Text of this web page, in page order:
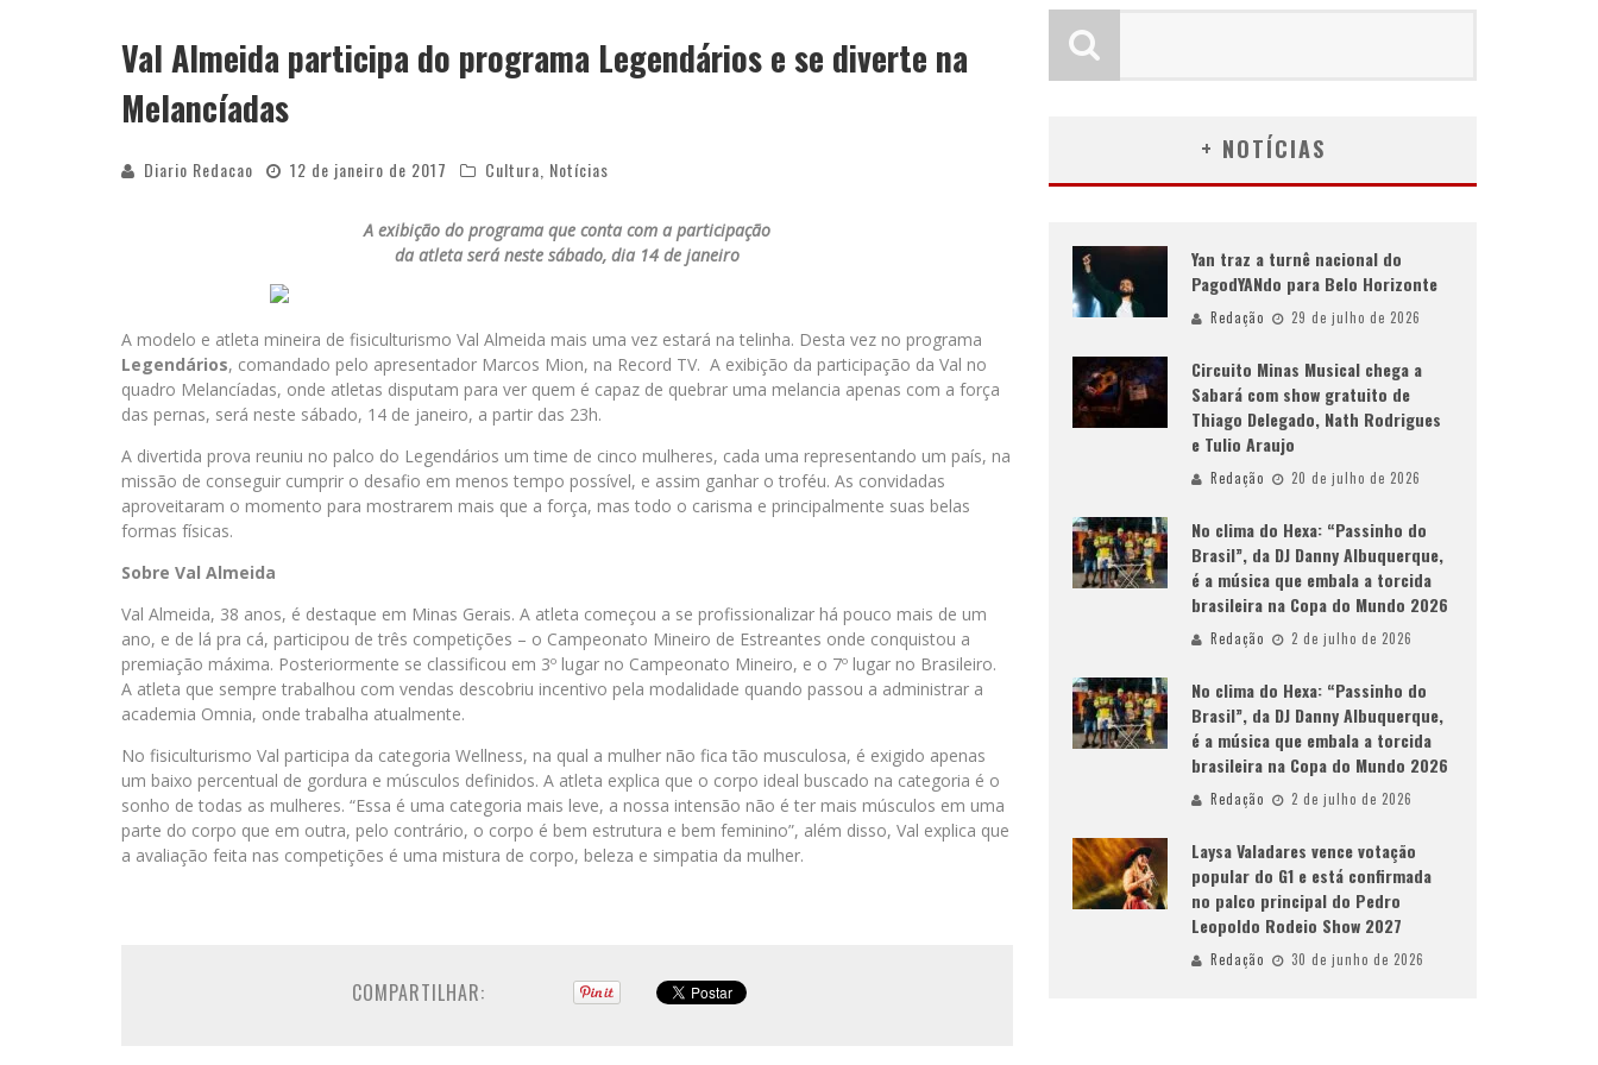
YAN TRAZ A TURNÊ NACIONAL DO PAGODYANDO PARA BELO HORIZONTE
Val Almeida participa do programa Legendários e se diverte na
Melancíadas
Diario Redacao 12 de janeiro de 2017 Cultura Notícias
A exibição do programa que conta com a participação
da atleta será neste sábado, dia 14 de janeiro
A modelo e atleta mineira de fisiculturismo Val Almeida mais uma vez estará na telinha. Desta vez no programa
Legendários, comandado pelo apresentador Marcos Mion, na Record TV. A exibição da participação da Val no
quadro Melancíadas, onde atletas disputam para ver quem é capaz de quebrar uma melancia apenas com a força
das pernas, será neste sábado, 14 de janeiro, a partir das 23h.
A divertida prova reuniu no palco do Legendários um time de cinco mulheres, cada uma representando um país, na
missão de conseguir cumprir o desafio em menos tempo possível, e assim ganhar o troféu. As convidadas
aproveitaram o momento para mostrarem mais que a força, mas todo o carisma e principalmente suas belas
formas físicas.
Sobre Val Almeida
Val Almeida, 38 anos, é destaque em Minas Gerais. A atleta começou a se profissionalizar há pouco mais de um
ano, e de lá pra cá, participou de três competições – o Campeonato Mineiro de Estreantes onde conquistou a
premiação máxima. Posteriormente se classificou em 3º lugar no Campeonato Mineiro, e o 7º lugar no Brasileiro.
A atleta que sempre trabalhou com vendas descobriu incentivo pela modalidade quando passou a administrar a
academia Omnia, onde trabalha atualmente.
No fisiculturismo Val participa da categoria Wellness, na qual a mulher não fica tão musculosa, é exigido apenas
um baixo percentual de gordura e músculos definidos. A atleta explica que o corpo ideal buscado na categoria é o
sonho de todas as mulheres. “Essa é uma categoria mais leve, a nossa intensão não é ter mais músculos em uma
parte do corpo que em outra, pelo contrário, o corpo é bem estrutura e bem feminino”, além disso, Val explica que
a avaliação feita nas competições é uma mistura de corpo, beleza e simpatia da mulher.
COMPARTILHAR:
+ NOTÍCIAS
Yan traz a turnê nacional do
PagodYANdo para Belo Horizonte
Redação 29 de julho de 2026
Circuito Minas Musical chega a
Sabará com show gratuito de
Thiago Delegado, Nath Rodrigues
e Tulio Araujo
Redação 20 de julho de 2026
No clima do Hexa: “Passinho do
Brasil”, da DJ Danny Albuquerque,
é a música que embala a torcida
brasileira na Copa do Mundo 2026
Redação 2 de julho de 2026
No clima do Hexa: “Passinho do
Brasil”, da DJ Danny Albuquerque,
é a música que embala a torcida
brasileira na Copa do Mundo 2026
Redação 2 de julho de 2026
Laysa Valadares vence votação
popular do G1 e está confirmada
no palco principal do Pedro
Leopoldo Rodeio Show 2027
Redação 30 de junho de 2026